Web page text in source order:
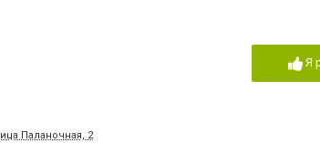
Паланочная, 2
Я